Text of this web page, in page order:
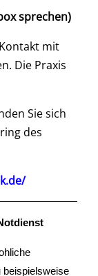
sprechen)
Kontakt mit
Die Praxis
Sie sich
des
beispielsweise